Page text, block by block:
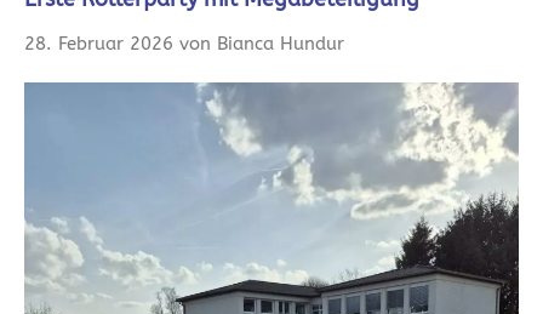
28. Februar 2026 von Bianca Hundur